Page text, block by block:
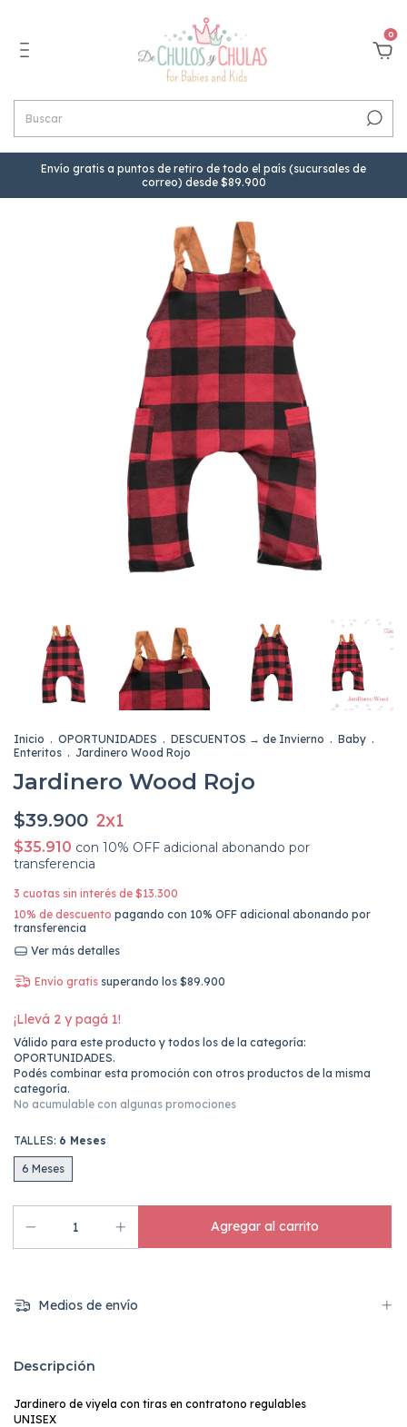
0
Envío gratis a puntos de retiro de todo el país (sucursales de
correo) desde $89.900
Inicio . OPORTUNIDADES . DESCUENTOS → de Invierno . Baby .
Enteritos . Jardinero Wood Rojo
Jardinero Wood Rojo
$39.900 2x1
$35.910 con 10% OFF adicional abonando por
transferencia
3 cuotas sin interés de $13.300
10% de descuento pagando con 10% OFF adicional abonando por
transferencia
Ver más detalles
Envío gratis superando los $89.900
¡Llevá 2 y pagá 1!
Válido para este producto y todos los de la categoría:
OPORTUNIDADES.
Podés combinar esta promoción con otros productos de la misma
categoría.
No acumulable con algunas promociones
TALLES: 6 Meses
6 Meses
Medios de envío
Descripción
Jardinero de viyela con tiras en contratono regulables
UNISEX